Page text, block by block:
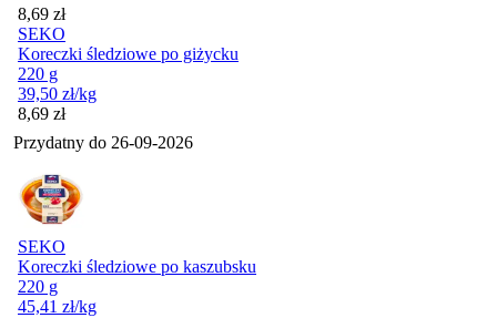
Cena
8,69 zł
SEKO
Koreczki śledziowe po giżycku
220 g
39,50 zł/kg
Cena
8,69 zł
Przydatny do 26-09-2026
SEKO
Koreczki śledziowe po kaszubsku
220 g
45,41 zł/kg